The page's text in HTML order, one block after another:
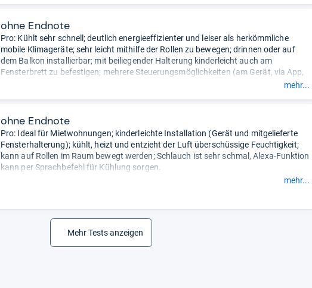
ohne Endnote
Pro: Kühlt sehr schnell; deutlich energieeffizienter und leiser als herkömmliche
mobile Klimageräte; sehr leicht mithilfe der Rollen zu bewegen; drinnen oder auf
dem Balkon installierbar; mit beiliegender Halterung kinderleicht auch am
Fensterbrett zu befestigen; mehrere Steuerungsmöglichkeiten (am Gerät, via App,
mehr...
ohne Endnote
Pro: Ideal für Mietwohnungen; kinderleichte Installation (Gerät und mitgelieferte
Fensterhalterung); kühlt, heizt und entzieht der Luft überschüssige Feuchtigkeit;
kann auf Rollen im Raum bewegt werden; Schlauch ist sehr schmal, Alexa-Funktion
kann per Sprachbefehl für Kühlung sorgen.
mehr...
Mehr Tests anzeigen